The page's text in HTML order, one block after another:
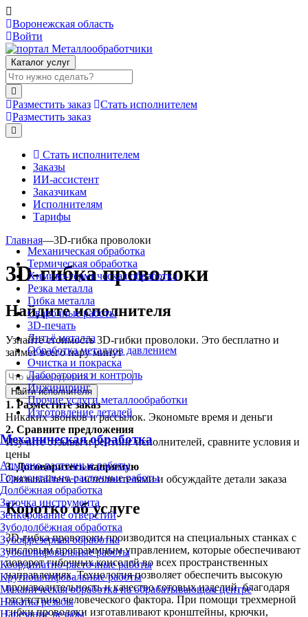
Воронежская область
Войти
Каталог услуг
Разместить заказ
Стать исполнителем
Разместить заказ
Стать исполнителем
Заказы
ИИ-ассистент
Заказчикам
Исполнителям
Тарифы
Механическая обработка
Термическая обработка
Химико-термическая обработка
Резка металла
Гибка металла
Сварочные работы
3D-печать
Литьё металла
Обработка металлов давлением
Очистка и покраска
Лаборатория и контроль
Инжиниринг
Прочие услуги металлообработки
Изготовление деталей
Механическая обработка
Алмазно-расточные работы
Горизонтально-расточные работы
Долбёжная обработка
Заточка инструмента
Зенкерование отверстий
Зубодолбёжная обработка
Зубофрезерная обработка
Зубошлифовальные работы
Координатно-расточные работы
Круглошлифовальные работы
Механическая обработка на обрабатывающем центре
Накатка резьбы
Нарезание резьбы
Главная—3D-гибка проволоки
3D-гибка проволоки
Найдите исполнителя
Узнайте стоимость 3D-гибки проволоки. Это бесплатно и
займет всего пару минут
Найти исполнителя
1. Разместите заказ
Никаких звонков и рассылок. Экономьте время и деньги
2. Сравните предложения
Изучите отзывы и рейтинг исполнителей, сравните условия и
цены
3.Договоритесь напрямую
Связывайтесь с исполнителями и обсуждайте детали заказа
Коротко об услуге
3D-гибка проволоки производится на специальных станках с
числовым программным управлением, которые обеспечивают
поворот гибочных консолей во всех пространственных
направлениях. Технология позволяет обеспечить высокую
производительность и качество готовых изделий, благодаря
отсутствию человеческого фактора. При помощи трехмерной
гибки проволоки изготавливают кронштейны, крючки,